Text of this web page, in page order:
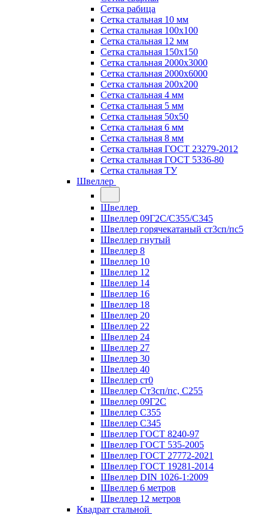
Сетка рабица
Сетка стальная 10 мм
Сетка стальная 100х100
Сетка стальная 12 мм
Сетка стальная 150х150
Сетка стальная 2000х3000
Сетка стальная 2000х6000
Сетка стальная 200х200
Сетка стальная 4 мм
Сетка стальная 5 мм
Сетка стальная 50х50
Сетка стальная 6 мм
Сетка стальная 8 мм
Сетка стальная ГОСТ 23279-2012
Сетка стальная ГОСТ 5336-80
Сетка стальная ТУ
Швеллер
Швеллер
Швеллер 09Г2С/С355/С345
Швеллер горячекатаный ст3сп/пс5
Швеллер гнутый
Швеллер 8
Швеллер 10
Швеллер 12
Швеллер 14
Швеллер 16
Швеллер 18
Швеллер 20
Швеллер 22
Швеллер 24
Швеллер 27
Швеллер 30
Швеллер 40
Швеллер ст0
Швеллер Ст3сп/пс, С255
Швеллер 09Г2С
Швеллер С355
Швеллер С345
Швеллер ГОСТ 8240-97
Швеллер ГОСТ 535-2005
Швеллер ГОСТ 27772-2021
Швеллер ГОСТ 19281-2014
Швеллер DIN 1026-1:2009
Швеллер 6 метров
Швеллер 12 метров
Квадрат стальной